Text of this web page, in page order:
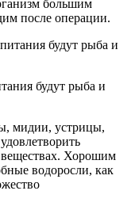
большим
после операции.
будут рыба и
мидии, устрицы,
веществах. Хорошим
водоросли, как